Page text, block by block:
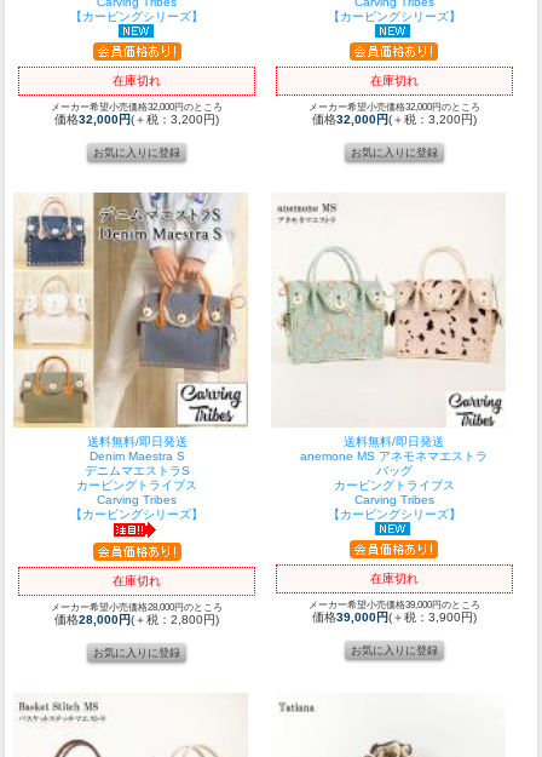
【カービングシリーズ】
在庫切れ
メーカー希望小売価格32,000円のところ
価格32,000円(＋税：3,200円)
【カービングシリーズ】
在庫切れ
メーカー希望小売価格32,000円のところ
価格32,000円(＋税：3,200円)
送料無料/即日発送
Denim Maestra S
デニムマエストラS
カービングトライブス
Carving Tribes
【カービングシリーズ】
在庫切れ
メーカー希望小売価格28,000円のところ
価格28,000円(＋税：2,800円)
送料無料/即日発送
anemone MS アネモネマエストラ
バッグ
カービングトライブス
Carving Tribes
【カービングシリーズ】
在庫切れ
メーカー希望小売価格39,000円のところ
価格39,000円(＋税：3,900円)